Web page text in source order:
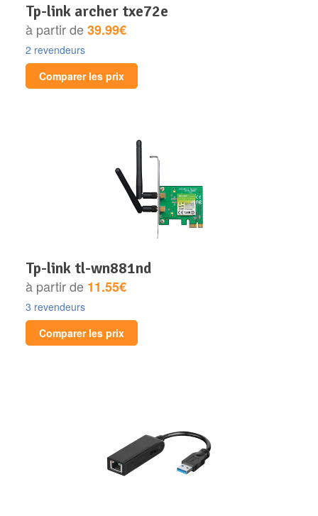
tp-link archer txe72e
à partir de39.99€
2 revendeurs
Comparer les prix
tp-link tl-wn881nd
à partir de 11.55€
3 revendeurs
Comparer les prix